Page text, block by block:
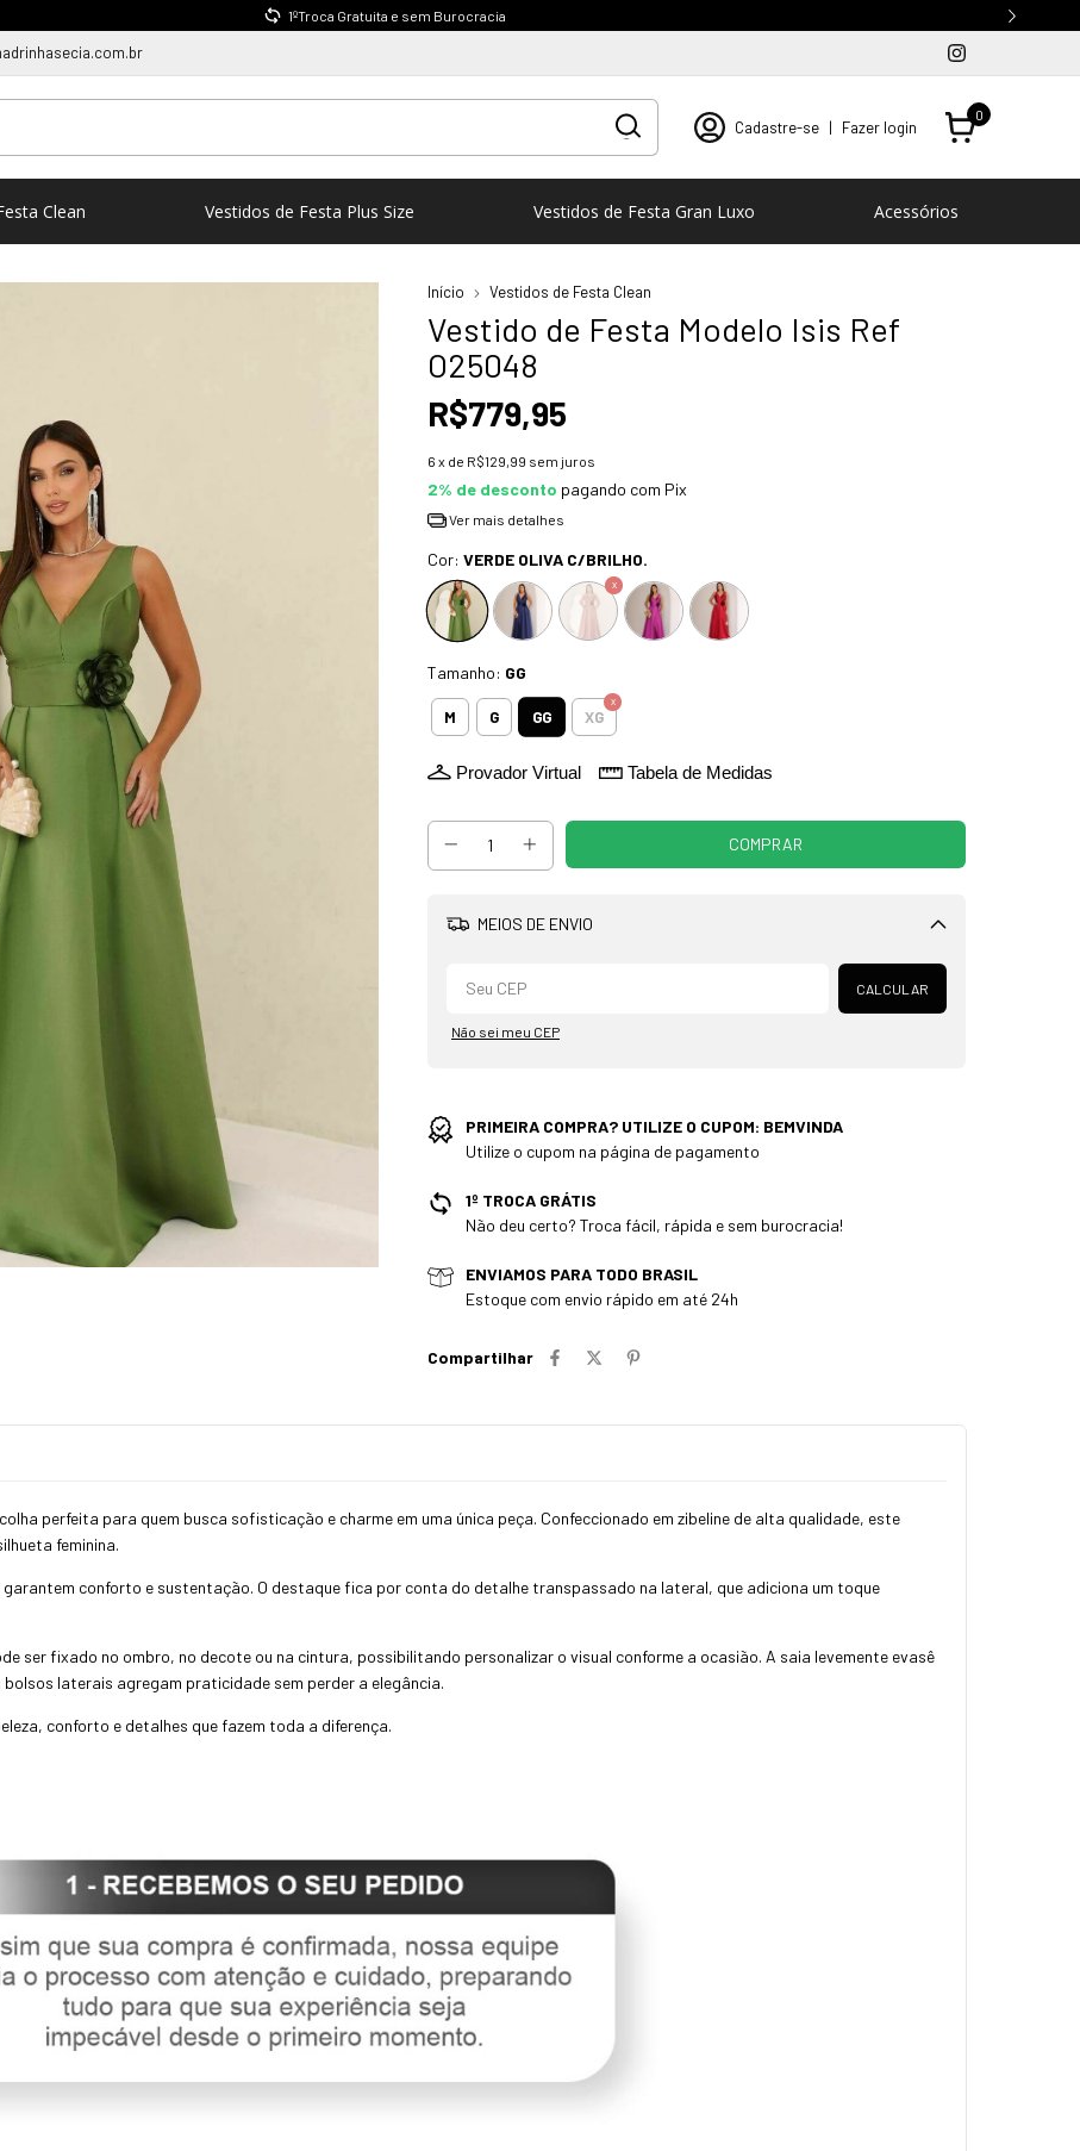
1ºTroca Gratuita e sem Burocracia
Cadastre-se | Fazer login
0
Clean Vestidos de Festa Plus Size Vestidos de Festa Gran Luxo Acessórios
Início Vestidos de Festa Clean
Vestido de Festa Modelo Isis Ref
O25048
R$779,95
6 x de R$129,99 sem juros
2% de desconto pagando com Pix
Ver mais detalhes
Cor: VERDE OLIVA C/BRILHO.
Tamanho: GG
M G GG XG
Provador Virtual Tabela de Medidas
MEIOS DE ENVIO
Alterar CEP
CALCULAR
Não sei meu CEP
PRIMEIRA COMPRA? UTILIZE O CUPOM: BEMVINDA
Utilize o cupom na página de pagamento
1º TROCA GRÁTIS
Não deu certo? Troca fácil, rápida e sem burocracia!
ENVIAMOS PARA TODO BRASIL
Estoque com envio rápido em até 24h
Compartilhar
perfeita para quem busca sofisticação e charme em uma única peça. Confeccionado em zibeline de alta qualidade, este
feminina.
conforto e sustentação. O destaque fica por conta do detalhe transpassado na lateral, que adiciona um toque
ser fixado no ombro, no decote ou na cintura, possibilitando personalizar o visual conforme a ocasião. A saia levemente evasê
laterais agregam praticidade sem perder a elegância.
conforto e detalhes que fazem toda a diferença.